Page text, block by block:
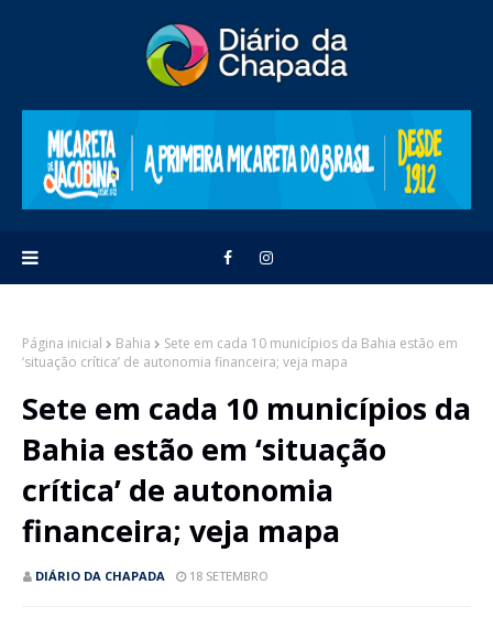
Página inicial Bahia
Sete em cada 10 municípios da Bahia estão em
‘situação crítica’ de autonomia financeira; veja mapa
Sete em cada 10 municípios da
Bahia estão em ‘situação
crítica’ de autonomia
financeira; veja mapa
DIÁRIO DA CHAPADA 18 SETEMBRO